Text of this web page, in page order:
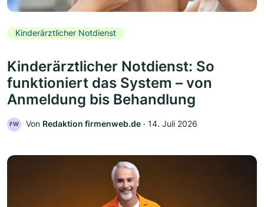
Kinderärztlicher Notdienst
Kinderärztlicher Notdienst: So
funktioniert das System – von
Anmeldung bis Behandlung
FW Von Redaktion firmenweb.de ‧ 14. Juli 2026